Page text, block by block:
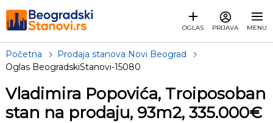
OGLAS PRIJAVA MENU
Početna
Prodaja stanova Novi Beograd
Oglas BeogradskiStanovi-15080
Vladimira Popovića, Troiposoban
stan na prodaju, 93m2, 335.000€